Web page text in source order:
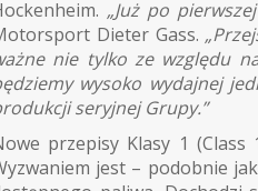
„Już po
Dieter Gass.
nie tylko ze względu
wysoko wydajnej
seryjnej Grupy.”
przepisy Klasy 1
jest – podobnie